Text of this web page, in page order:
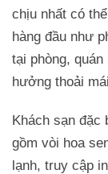
chịu nhất có
hàng đầu như
tại phòng,
hưởng thoải
Khách sạn đặc
gồm vòi hoa
lạnh, truy cập